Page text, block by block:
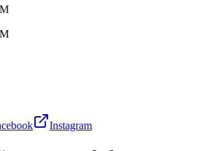
Instagram